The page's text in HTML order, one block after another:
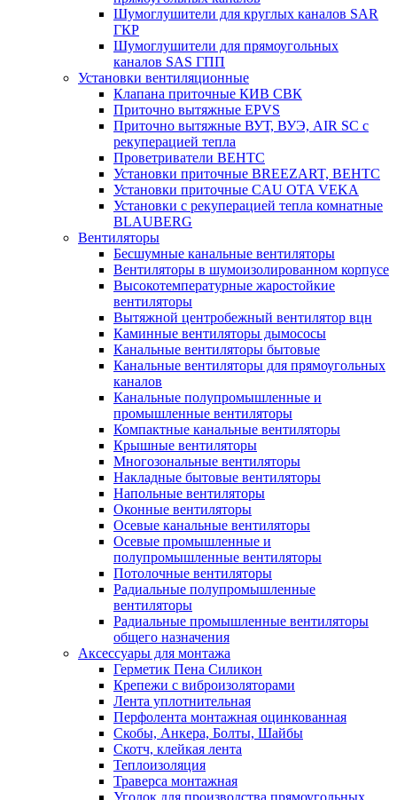
Шумоглушители для круглых каналов SAR
ГКР
Шумоглушители для прямоугольных
каналов SAS ГПП
Установки вентиляционные
Клапана приточные КИВ СВК
Приточно вытяжные EPVS
Приточно вытяжные ВУТ, ВУЭ, AIR SC с
рекуперацией тепла
Проветриватели ВЕНТС
Установки приточные BREEZART, ВЕНТС
Установки приточные CAU OTA VEKA
Установки с рекуперацией тепла комнатные
BLAUBERG
Вентиляторы
Бесшумные канальные вентиляторы
Вентиляторы в шумоизолированном корпусе
Высокотемпературные жаростойкие
вентиляторы
Вытяжной центробежный вентилятор вцн
Каминные вентиляторы дымососы
Канальные вентиляторы бытовые
Канальные вентиляторы для прямоугольных
каналов
Канальные полупромышленные и
промышленные вентиляторы
Компактные канальные вентиляторы
Крышные вентиляторы
Многозональные вентиляторы
Накладные бытовые вентиляторы
Напольные вентиляторы
Оконные вентиляторы
Осевые канальные вентиляторы
Осевые промышленные и
полупромышленные вентиляторы
Потолочные вентиляторы
Радиальные полупромышленные
вентиляторы
Радиальные промышленные вентиляторы
общего назначения
Аксессуары для монтажа
Герметик Пена Силикон
Крепежи с виброизоляторами
Лента уплотнительная
Перфолента монтажная оцинкованная
Скобы, Анкера, Болты, Шайбы
Скотч, клейкая лента
Теплоизоляция
Траверса монтажная
Уголок для производства прямоугольных